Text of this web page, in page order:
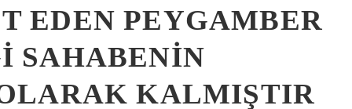
EDEN PEYGAMBER
SAHABENIN
KALMIŞTIR